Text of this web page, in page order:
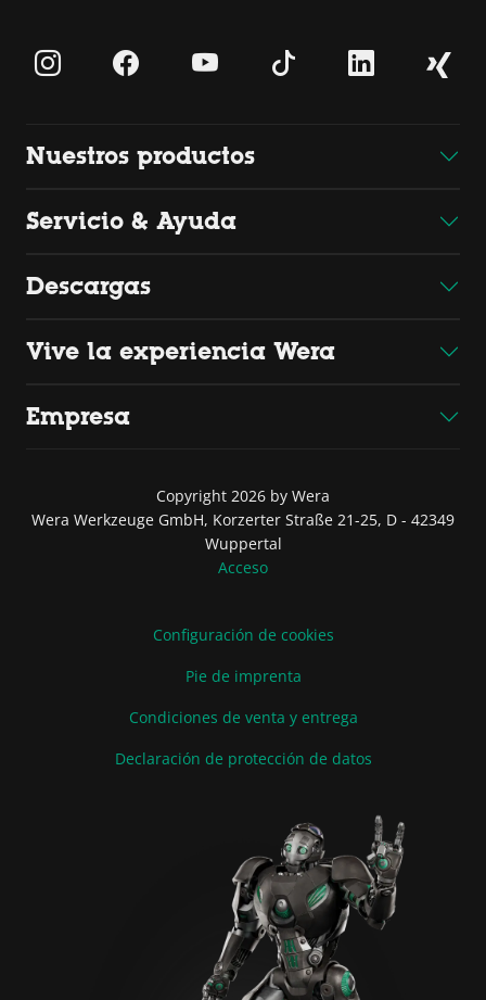
Nuestros productos
Servicio & Ayuda
Descargas
Vive la experiencia Wera
Empresa
Copyright 2026 by Wera
Wera Werkzeuge GmbH, Korzerter Straße 21-25, D - 42349
Wuppertal
Acceso
Configuración de cookies
Pie de imprenta
Condiciones de venta y entrega
Declaración de protección de datos